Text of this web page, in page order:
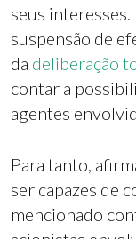
seus
suspensão de
da deliberação
contar a
agentes
Para tanto,
ser capazes de
mencionado